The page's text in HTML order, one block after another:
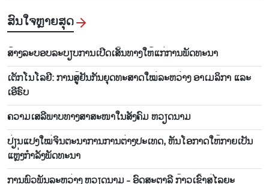
ສົນ​ໃຈ​ຫຼາຍ​ສຸດ
ສ້າງ​ລະ​ບອບ​ລະ​ບຽບ​ການ​ເປີດ​ເສັ້ນ​ທາງ​ໃຫ້​ແກ່​ການ​ພັດ​ທະ​ນາ
ເຕັກ​ໂນ​ໂລ​ຢີ: ການ​ສູ້​ຢັນ​ກັນ​ຍຸດ​ທະ​ສາດ​ໃໝ່​ລະ​ຫວ່າງ ອາ​ເມ​ລິ​ກາ ແລະ
ເອີ​ຣົບ
ຄວາມ​ເສ​ລີ​ພາບ​ທາງສາ​ສະ​ໜາ​ໃນ​ສັງ​ຄົມ ຫວຽດ​ນາມ
ປ່ຽນແປງໃໝ່ຈິນຕະນາການການຕ່າງປະເທດ, ຫັນໂອກາດໃຫ້ກາຍເປັນ
ແຫຼ່ງກຳລັງພັດທະນາ